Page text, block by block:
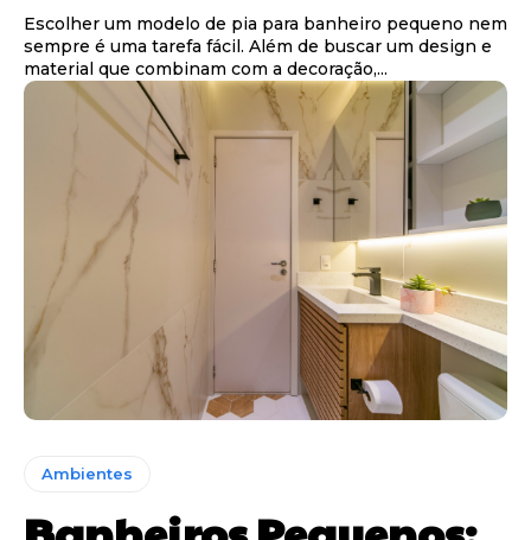
Escolher um modelo de pia para banheiro pequeno nem
sempre é uma tarefa fácil. Além de buscar um design e
material que combinam com a decoração,...
Ambientes